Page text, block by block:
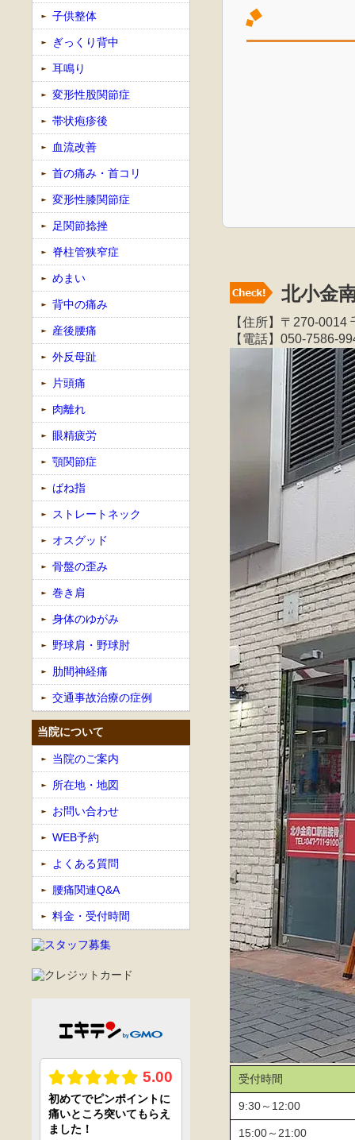
北小金
【住所】〒270-
【電話】050-7586-
受付時間
9:30～12:00
15:00～21:00
子供整体
ぎっくり背中
耳鳴り
変形性股関節症
帯状疱疹後
血流改善
首の痛み・首コリ
変形性膝関節症
足関節捻挫
脊柱管狭窄症
めまい
背中の痛み
産後腰痛
外反母趾
片頭痛
肉離れ
眼精疲労
顎関節症
ばね指
ストレートネック
オスグッド
骨盤の歪み
巻き肩
身体のゆがみ
野球肩・野球肘
肋間神経痛
交通事故治療の症例
当院について
当院のご案内
所在地・地図
お問い合わせ
WEB予約
よくある質問
腰痛関連Q&A
料金・受付時間